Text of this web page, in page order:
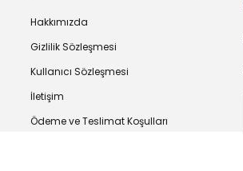
Hakkımızda
Gizlilik Sözleşmesi
Kullanıcı Sözleşmesi
İletişim
Ödeme ve Teslimat Koşulları